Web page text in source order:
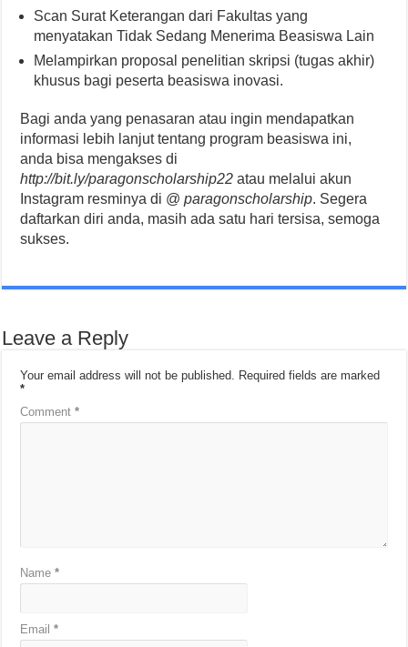
Scan Surat Keterangan dari Fakultas yang
menyatakan Tidak Sedang Menerima Beasiswa Lain
Melampirkan proposal penelitian skripsi (tugas akhir)
khusus bagi peserta beasiswa inovasi.
Bagi anda yang penasaran atau ingin mendapatkan
informasi lebih lanjut tentang program beasiswa ini,
anda bisa mengakses di
http://bit.ly/paragonscholarship22 atau melalui akun
Instagram resminya di @paragonscholarship. Segera
daftarkan diri anda, masih ada satu hari tersisa, semoga
sukses.
Leave a Reply
Your email address will not be published. Required fields are marked
*
Comment*
Name*
Email*